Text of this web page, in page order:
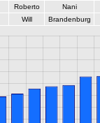
Roberto
Nani
Will Brandenburg